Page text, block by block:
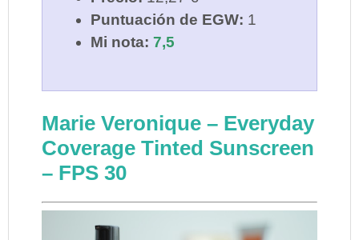
Puntuación de EGW: 1
Mi nota:7,5
Marie Veronique – Everyday
Coverage Tinted Sunscreen
– FPS 30